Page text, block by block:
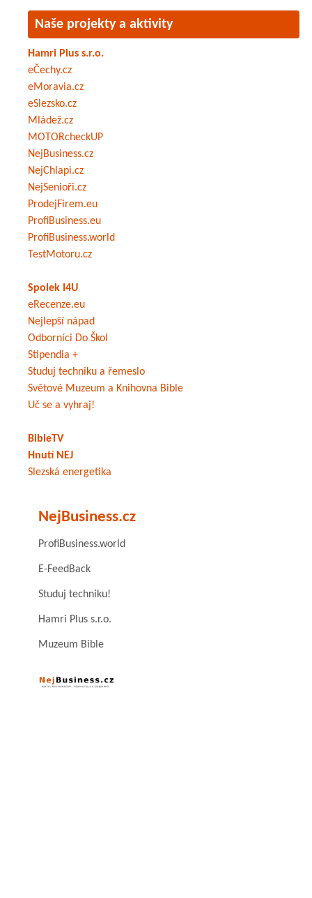
Naše projekty a aktivity
Hamri Plus s.r.o.
eČechy.cz
eMoravia.cz
eSlezsko.cz
Mládež.cz
MOTORcheckUP
NejBusiness.cz
NejChlapi.cz
NejSenioři.cz
ProdejFirem.eu
ProfiBusiness.eu
ProfiBusiness.world
TestMotoru.cz
Spolek I4U
eRecenze.eu
Nejlepší nápad
Odborníci Do Škol
Stipendia +
Studuj techniku a řemeslo
Světové Muzeum a Knihovna Bible
Uč se a vyhraj!
BibleTV
Hnutí NEJ
Slezská energetika
NejBusiness.cz
ProfiBusiness.world
E-FeedBack
Studuj techniku!
Hamri Plus s.r.o.
Muzeum Bible